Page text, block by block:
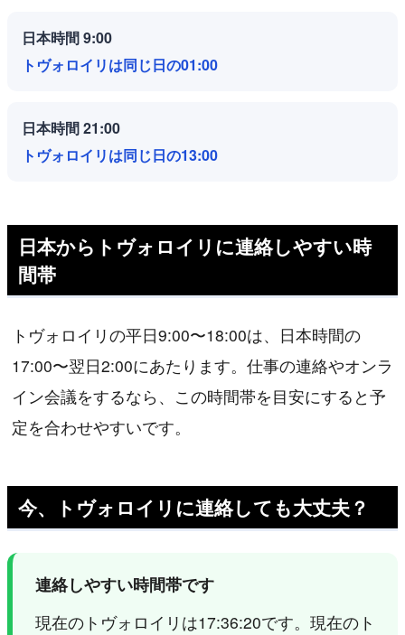
日本時間 9:00
トヴォロイリは同じ日の01:00
日本時間 21:00
トヴォロイリは同じ日の13:00
日本からトヴォロイリに連絡しやすい時
間帯
トヴォロイリの平日9:00〜18:00は、日本時間の
17:00〜翌日2:00にあたります。仕事の連絡やオンラ
イン会議をするなら、この時間帯を目安にすると予
定を合わせやすいです。
今、トヴォロイリに連絡しても大丈夫？
連絡しやすい時間帯です
現在のトヴォロイリは17:36:20です。現在のト